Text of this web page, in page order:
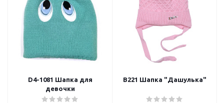
D4-1081 Шапка для
девочки
В221 Шапка "Дашулька"